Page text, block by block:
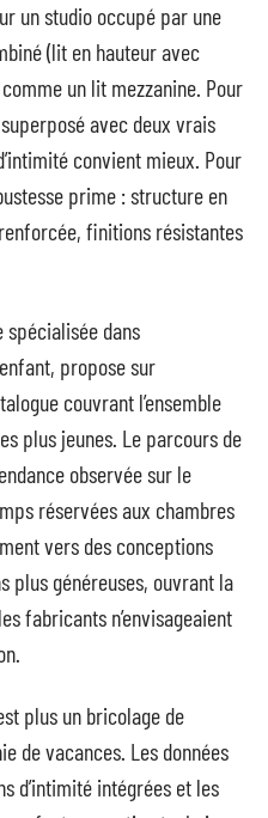
un studio occupé par une
(lit en hauteur avec
un lit mezzanine. Pour
avec deux vrais
convient mieux. Pour
prime : structure en
finitions résistantes
spécialisée dans
propose sur
couvrant l’ensemble
plus jeunes. Le parcours de
observée sur le
réservées aux chambres
vers des conceptions
plus généreuses, ouvrant la
fabricants n’envisageaient
plus un bricolage de
de vacances. Les données
d’intimité intégrées et les